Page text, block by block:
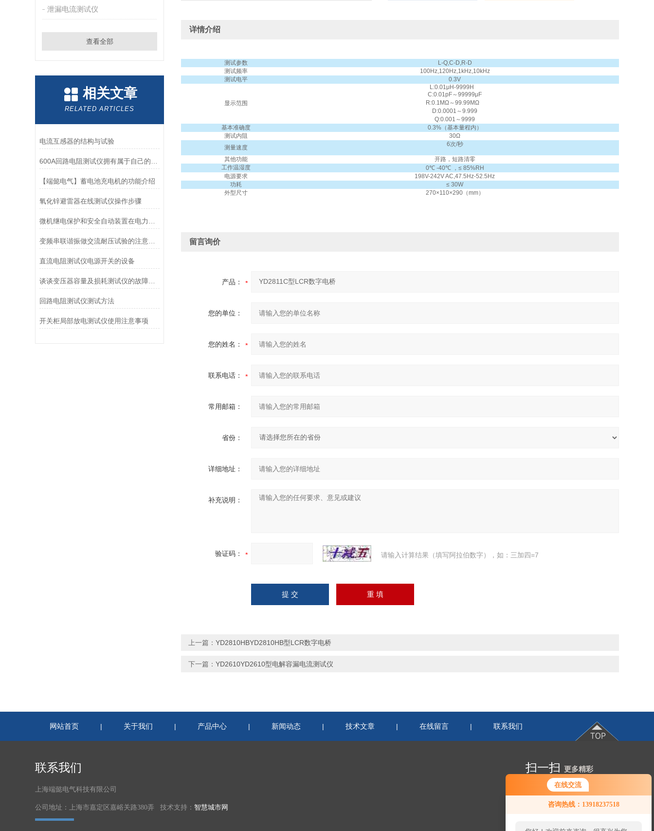
在线交流
咨询热线：13918237518
泄漏电流测试仪
查看全部
相关文章
RELATED ARTICLES
电流互感器的结构与试验
【端懿电气】蓄电池充电机的功能介绍
氧化锌避雷器在线测试仪操作步骤
变频串联谐振做交流耐压试验的注意事项
直流电阻测试仪电源开关的设备
谈谈变压器容量及损耗测试仪的故障排除
回路电阻测试仪测试方法
开关柜局部放电测试仪使用注意事项
详情介绍
测试参数
L-Q,C-D,R-D
测试频率
100Hz,120Hz,1kHz,10kHz
测试电平
0.3V
显示范围
L:0.01μH-9999H
C:0.01pF～99999μF
R:0.1MΩ～99.99MΩ
D:0.0001～9.999
Q:0.001～9999
基本准确度
0.3%（基本量程内）
测试内阻
30Ω
测量速度
6次/秒
其他功能
开路，短路清零
工作温湿度
0℃ -40℃ ，≤ 85%RH
电源要求
198V-242V AC,47.5Hz-52.5Hz
功耗
≤ 30W
外型尺寸
270×110×290（mm）
留言询价
产品：
您的单位：
您的姓名：
联系电话：
常用邮箱：
省份：
详细地址：
补充说明：
验证码： 请输入计算结果（填写阿拉伯数字），如：三加四=7
上一篇： YD2810HBYD2810HB型LCR数字电桥
下一篇： YD2610YD2610型电解容漏电流测试仪
网站首页 | 关于我们 | 产品中心 | 新闻动态 | 技术文章 | 在线留言 | 联系我们
联系我们
上海端懿电气科技有限公司
公司地址：上海市嘉定区嘉峪关路380弄 技术支持： 智慧城市网
扫一扫 更多精彩